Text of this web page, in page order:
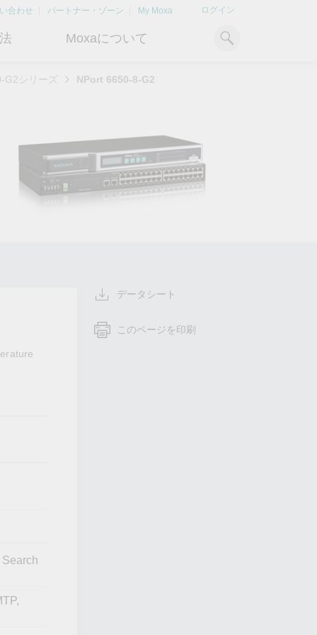
合わせ パートナー・ゾーン My Moxa ログイン
x86コンピュータ
Armベースコンピュータ
パネルPC
OTデータの秘密を解
き明かす
ケーススタディ
記事ライブラリ
フォームよりお問い合わせください
Moxaについて
Moxa Japan合同会社
について
G2シリーズ NPort 6650-8-G2
データシート
このページを印刷